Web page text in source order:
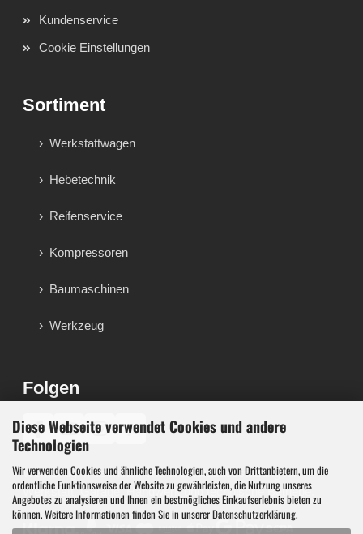
Diese Webseite verwendet Cookies und andere
Technologien
Wir verwenden Cookies und ähnliche Technologien, auch von Drittanbietern, um die
ordentliche Funktionsweise der Website zu gewährleisten, die Nutzung unseres
Angebotes zu analysieren und Ihnen ein bestmögliches Einkaufserlebnis bieten zu
können. Weitere Informationen finden Sie in unsererDatenschutzerklärung.
Kundenservice
Cookie Einstellungen
Sortiment
Werkstattwagen
Hebetechnik
Reifenservice
Kompressoren
Baumaschinen
Werkzeug
Folgen
♪
Werkzeug, Maschinen und Werkstattausstattung für
Werkstatt, Garage, Handwerk und technische Betriebe.